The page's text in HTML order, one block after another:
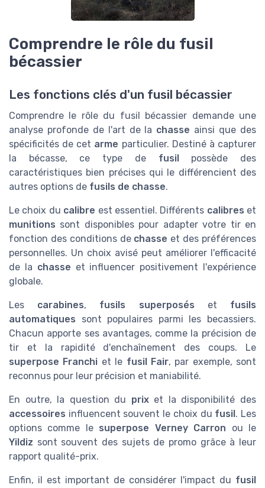
Comprendre le rôle du fusil
bécassier
Les fonctions clés d'un fusil bécassier
Comprendre le rôle du fusil bécassier demande une
analyse profonde de l'art de la chasse ainsi que des
spécificités de cet arme particulier. Destiné à capturer
la bécasse, ce type de fusilpossède des
caractéristiques bien précises qui le différencient des
autres options de fusils de chasse.
Le choix du calibre est essentiel. Différents calibres et
munitions sont disponibles pour adapter votre tir en
fonction des conditions de chasse et des préférences
personnelles. Un choix avisé peut améliorer l'efficacité
de la chasse et influencer positivement l'expérience
globale.
Les carabines, fusils superposés et fusils
automatiques sont populaires parmi les becassiers.
Chacun apporte ses avantages, comme la précision de
tir et la rapidité d'enchaînement des coups. Le
superpose Franchi et le fusil Fair, par exemple, sont
reconnus pour leur précision et maniabilité.
En outre, la question du prixet la disponibilité des
accessoires influencent souvent le choix du fusil. Les
options comme le superpose Verney Carron ou le
Yildiz sont souvent des sujets de promo grâce à leur
rapport qualité-prix.
Enfin, il est important de considérer l'impact du fusil